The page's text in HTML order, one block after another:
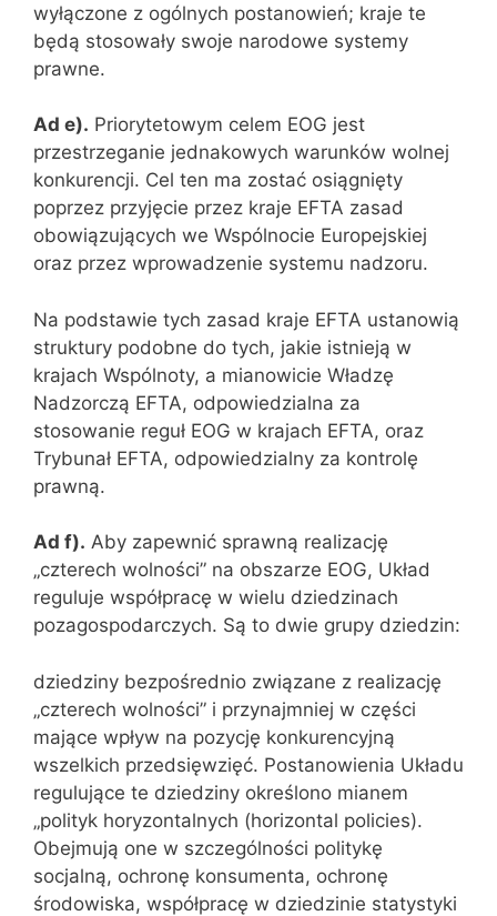
wyłączone z ogólnych postanowień; kraje te
będą stosowały swoje narodowe systemy
prawne.
Ad e). Priorytetowym celem EOG jest
przestrzeganie jednakowych warunków wolnej
konkurencji. Cel ten ma zostać osiągnięty
poprzez przyjęcie przez kraje EFTA zasad
obowiązujących we Wspólnocie Europejskiej
oraz przez wprowadzenie systemu nadzoru.
Na podstawie tych zasad kraje EFTA ustanowią
struktury podobne do tych, jakie istnieją w
krajach Wspólnoty, a mianowicie Władzę
Nadzorczą EFTA, odpowiedzialna za
stosowanie reguł EOG w krajach EFTA, oraz
Trybunał EFTA, odpowiedzialny za kontrolę
prawną.
Ad f). Aby zapewnić sprawną realizację
„czterech wolności” na obszarze EOG, Układ
reguluje współpracę w wielu dziedzinach
pozagospodarczych. Są to dwie grupy dziedzin:
dziedziny bezpośrednio związane z realizację
„czterech wolności” i przynajmniej w części
mające wpływ na pozycję konkurencyjną
wszelkich przedsięwzięć. Postanowienia Układu
regulujące te dziedziny określono mianem
„polityk horyzontalnych (horizontal policies).
Obejmują one w szczególności politykę
socjalną, ochronę konsumenta, ochronę
środowiska, współpracę w dziedzinie statystyki